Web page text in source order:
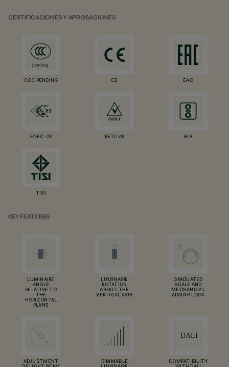
CERTIFICACIONES Y APROBACIONES
CCC PENDING CE EAC
ENEC-03 RETILAP BIS
TISI
KEY FEATURES
LUMINAIRE
ANGLE
RELATIVE TO
THE
HORIZONTAL
PLANE
LUMINAIRE
ROTATION
ABOUT THE
VERTICAL AXIS
GRADUATED
SCALE AND
MECHANICAL
AIMING LOCK
ADJUSTMENT
DIMMABLE
COMPATIBILITY